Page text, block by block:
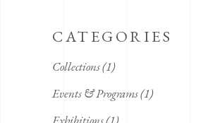
CATEGORIES
Collections(1)
Events & Programs(1)